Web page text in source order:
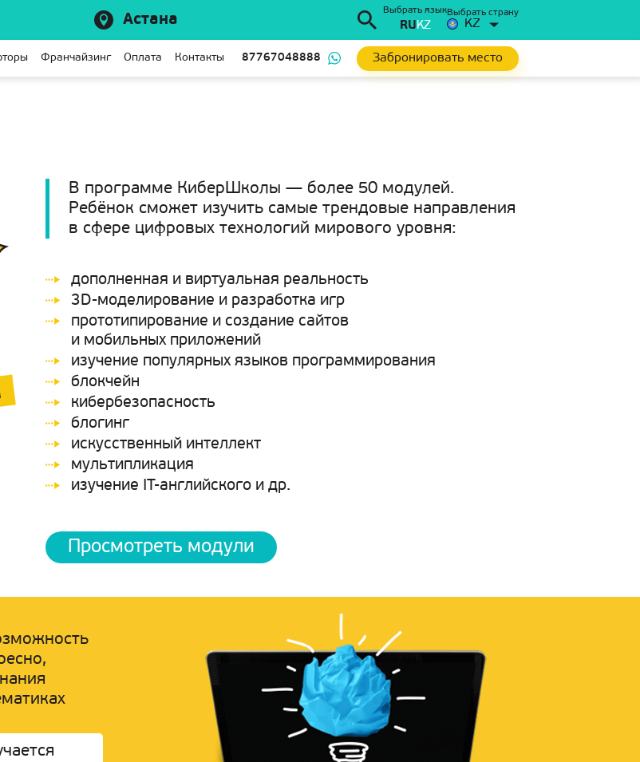
Астана
Выбрать язык
RUKZ
Выбрать страну
KZ
Франчайзинг Оплата Контакты 87767048888 Забронировать место
В программе КиберШколы — более 50 модулей.
Ребёнок сможет изучить самые трендовые направления
в сфере цифровых технологий мирового уровня:
дополненная и виртуальная реальность
3D-моделирование и разработка игр
прототипирование и создание сайтов
и мобильных приложений
изучение популярных языков программирования
блокчейн
кибербезопасность
блогинг
иcкусственный интеллект
мультипликация
изучение IT-английского и др.
Просмотреть модули